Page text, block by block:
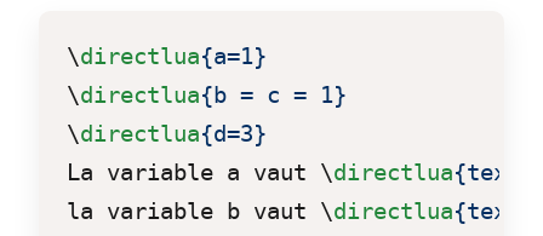
\directlua{a=1}
\directlua{b = c = 1}
\directlua{d=3}
La variable a vaut \directlua
la variable b vaut \directlua